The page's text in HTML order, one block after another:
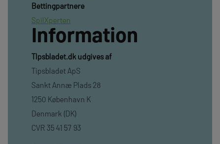
Bettingpartnere
SpilXperten
Information
TIpsbladet.dk udgives af
Tipsbladet ApS
Sankt Annæ Plads 28
1250 København K
Denmark (DK)
CVR 35 41 57 93